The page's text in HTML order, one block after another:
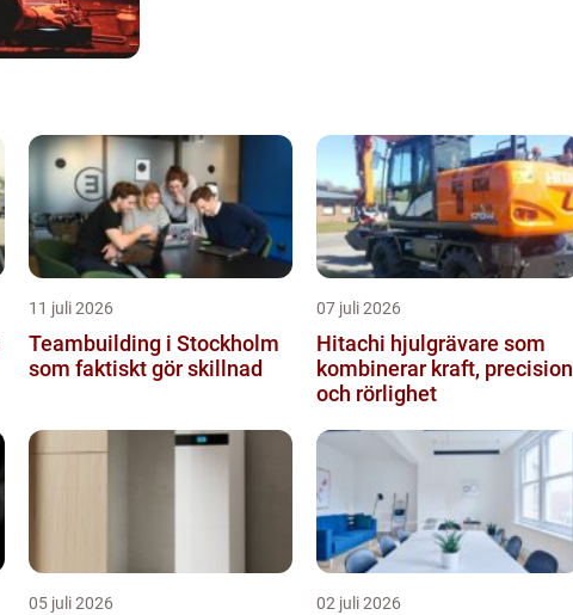
11 juli 2026
Teambuilding i Stockholm
som faktiskt gör skillnad
07 juli 2026
Hitachi hjulgrävare som
kombinerar kraft, precision
och rörlighet
05 juli 2026 02 juli 2026